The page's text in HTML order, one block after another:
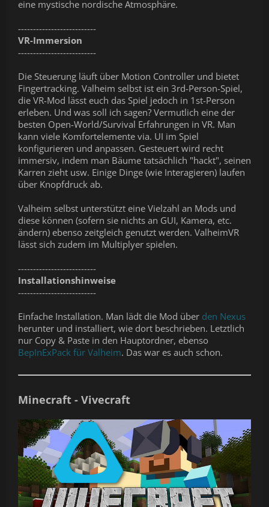
eine mystische nordische Atmosphäre.
--------------------------
VR-Immersion
--------------------------
Die Steuerung läuft über Motion Controller und bietet
Fingertracking. Valheim selbst ist ein 3rd-Person-Spiel,
die VR-Mod lässt euch das Spiel jedoch in 1st-Person
erleben. Und was soll ich sagen? Vermutlich eine der
besten Open-World/Survival Erfahrungen in VR. Man
kann viele Komfortelemente via. UI im Spiel
konfigurieren und anpassen. Gesteuert wird recht
immersiv, indem man Bäume tatsächlich "hackt", seinen
Karren zieht usw. Einige Dinge (wie Interagieren) laufen
über Knopfdruck ab.
Valheim selbst unterstützt eine Vielzahl an Mods und
diese können (sofern sie nichts an GUI, Kamera, etc.
ändern) ebenso zeitgleich genutzt werden. ValheimVR
lässt sich zudem im Multiplyer spielen.
--------------------------
Installationshinweise
--------------------------
Einfache Installation. Man lädt die Mod über den Nexus
herunter und installiert, wie dort beschrieben. Letztlich
nur Copy & Paste in den Hauptordner, ebenso
BepInExPack für Valheim. Das war es auch schon.
Minecraft - Vivecraft